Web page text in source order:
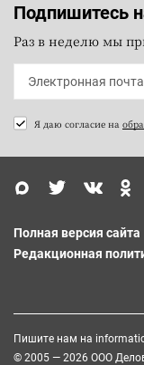
Подпишитесь
Раз в неделю мы
Я даю согласие на
Полная версия сайта
Редакционная
Пишите нам на
© 2005 — 2026 ООО